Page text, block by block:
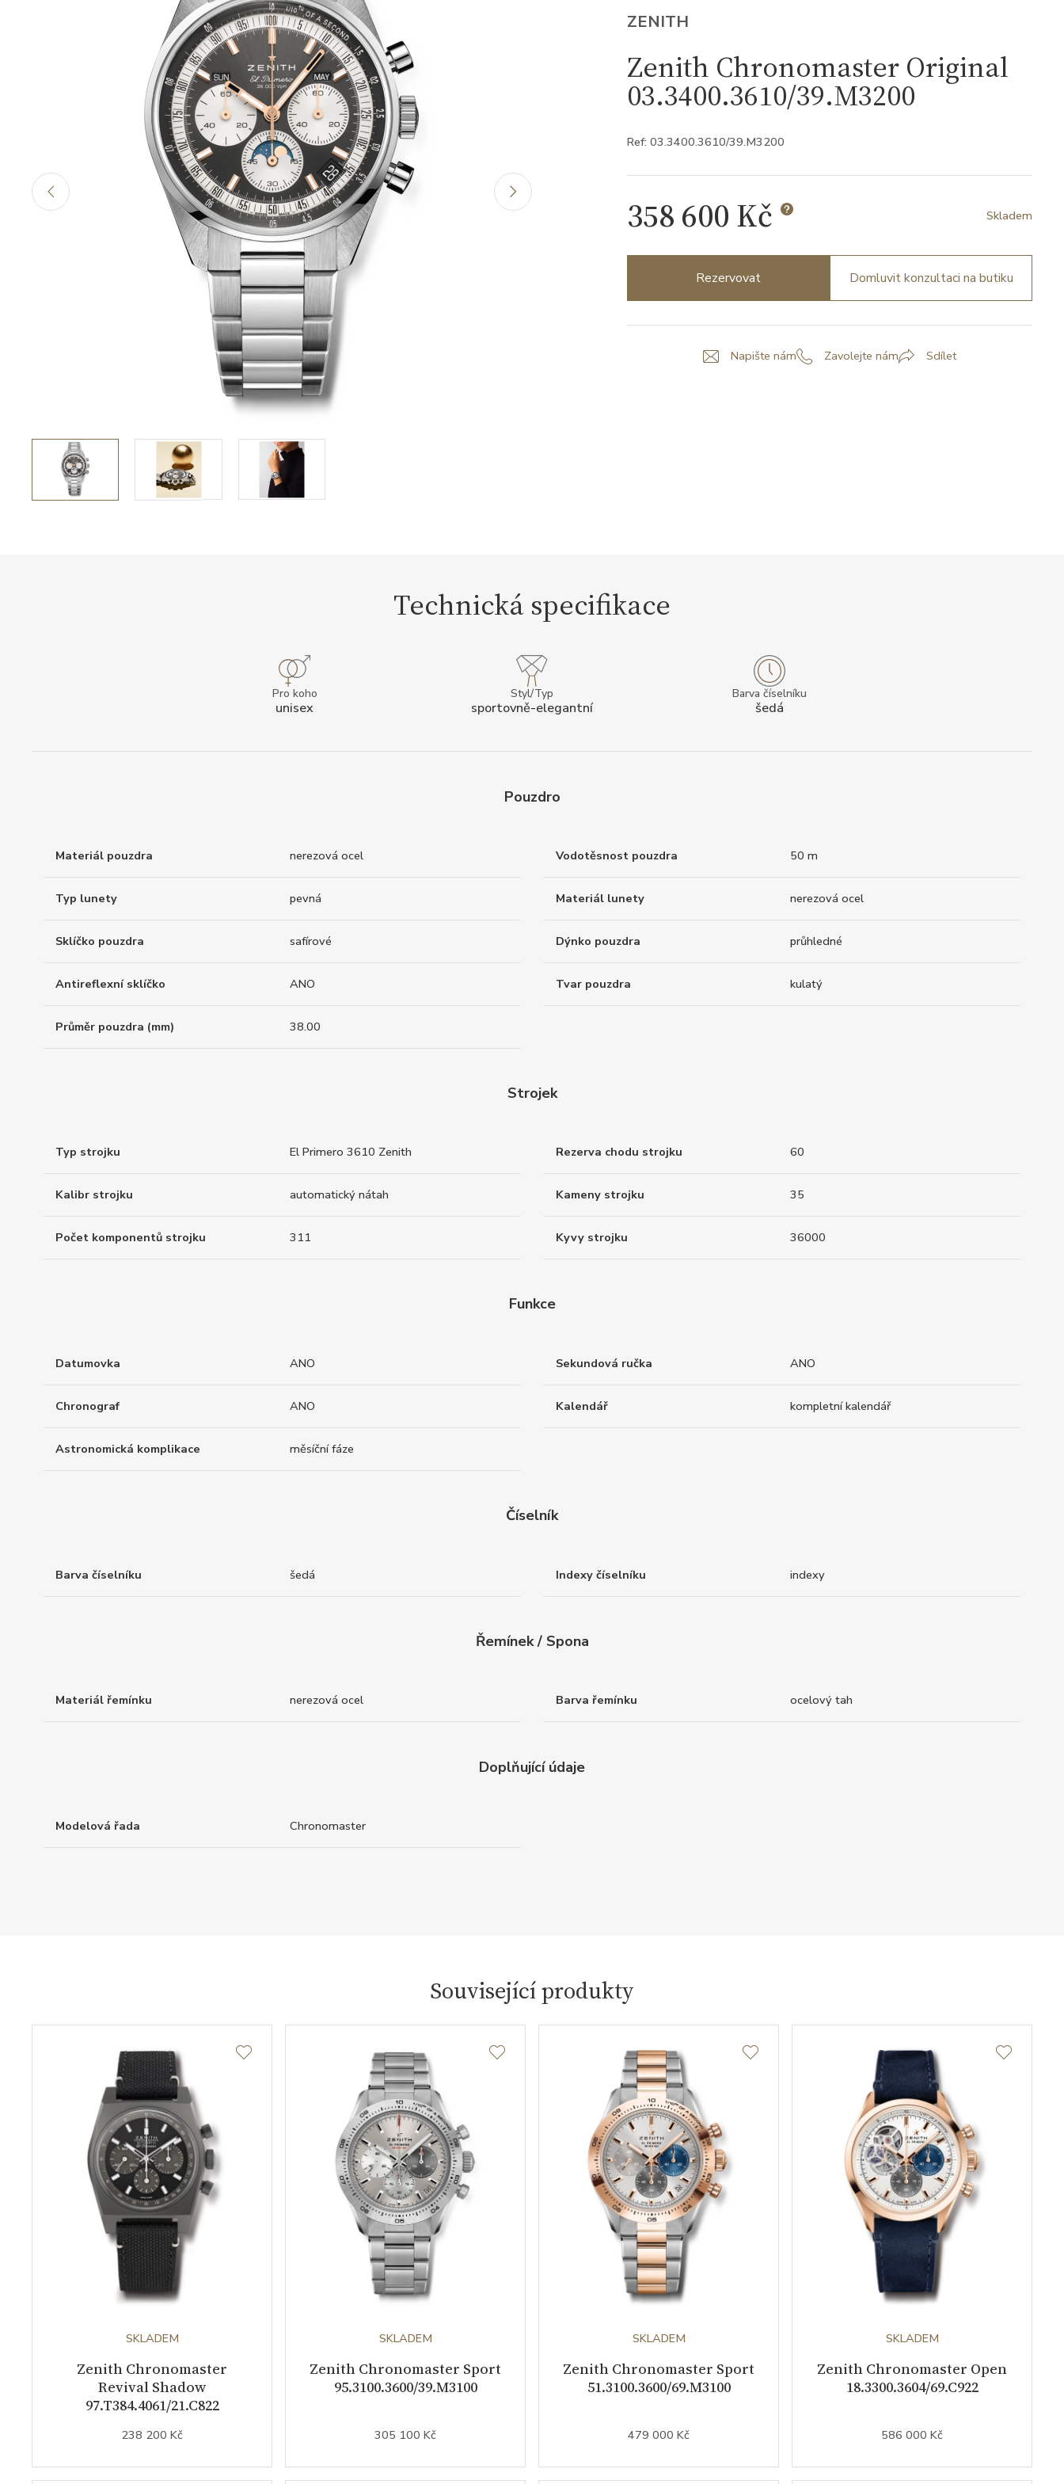
ZENITH
Zenith Chronomaster Original
03.3400.3610/39.M3200
Ref: 03.3400.3610/39.M3200
358 600 Kč Skladem
Rezervovat Domluvit konzultaci na butiku
Napište nám Zavolejte nám Sdílet
Technická specifikace
Pro koho
unisex
Styl/Typ
sportovně-elegantní
Barva číselníku
šedá
Pouzdro
Materiál pouzdra nerezová ocel Vodotěsnost pouzdra 50 m
Typ lunety pevná Materiál lunety nerezová ocel
Sklíčko pouzdra safírové Dýnko pouzdra průhledné
Antireflexní sklíčko ANO Tvar pouzdra kulatý
Průměr pouzdra (mm) 38.00
Strojek
Typ strojku El Primero 3610 Zenith Rezerva chodu strojku 60
Kalibr strojku automatický nátah Kameny strojku 35
Počet komponentů strojku 311 Kyvy strojku 36000
Funkce
Datumovka ANO Sekundová ručka ANO
Chronograf ANO Kalendář kompletní kalendář
Astronomická komplikace měsíční fáze
Číselník
Barva číselníku šedá Indexy číselníku indexy
Řemínek / Spona
Materiál řemínku nerezová ocel Barva řemínku ocelový tah
Doplňující údaje
Modelová řada Chronomaster
Související produkty
SKLADEM
Zenith Chronomaster
Revival Shadow
97.T384.4061/21.C822
238 200 Kč
SKLADEM
Zenith Chronomaster Sport
95.3100.3600/39.M3100
305 100 Kč
SKLADEM
Zenith Chronomaster Sport
51.3100.3600/69.M3100
479 000 Kč
SKLADEM
Zenith Chronomaster Open
18.3300.3604/69.C922
586 000 Kč